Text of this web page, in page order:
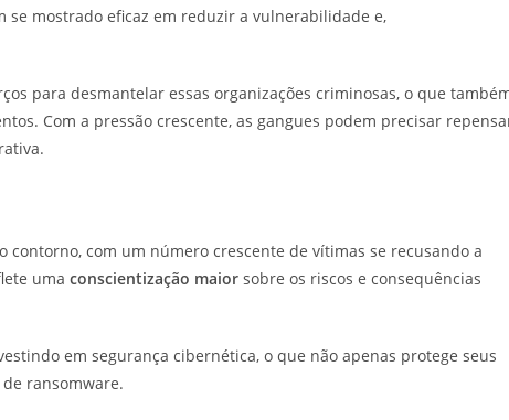
mostrado eficaz em reduzir a vulnerabilidade e,
para desmantelar essas organizações criminosas, o que
Com a pressão crescente, as gangues podem precisar
contorno, com um número crescente de vítimas se recusando a
uma conscientização maior sobre os riscos e consequências
em segurança cibernética, o que não apenas protege seus
ransomware.